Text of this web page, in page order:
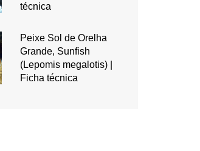
técnica
Peixe Sol de Orelha
Grande, Sunfish
(Lepomis megalotis) |
Ficha técnica